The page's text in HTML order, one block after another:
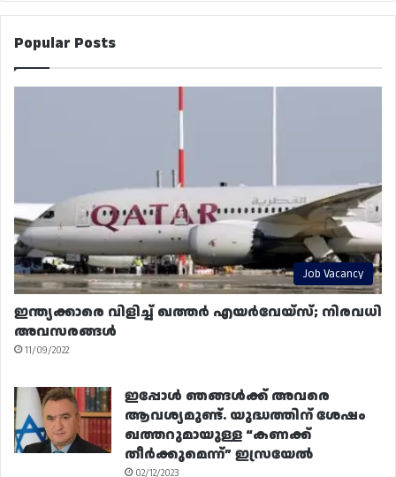
Popular Posts
Job Vacancy
ഇന്ത്യക്കാരെ വിളിച്ച് ഖത്തർ എയർവേയ്‌സ്; നിരവധി
അവസരങ്ങൾ
11/09/2022
ഇപ്പോൾ ഞങ്ങൾക്ക് അവരെ
ആവശ്യമുണ്ട്. യുദ്ധത്തിന് ശേഷം
ഖത്തറുമായുള്ള “കണക്ക്
തീർക്കുമെന്ന്” ഇസ്രയേൽ
02/12/2023